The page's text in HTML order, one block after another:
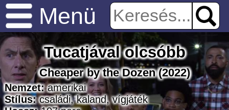
Menü
Tucatjával olcsóbb
Cheaper by the Dozen(2022)
Nemzet: amerikai
Stílus: családi,kaland,vígjáték